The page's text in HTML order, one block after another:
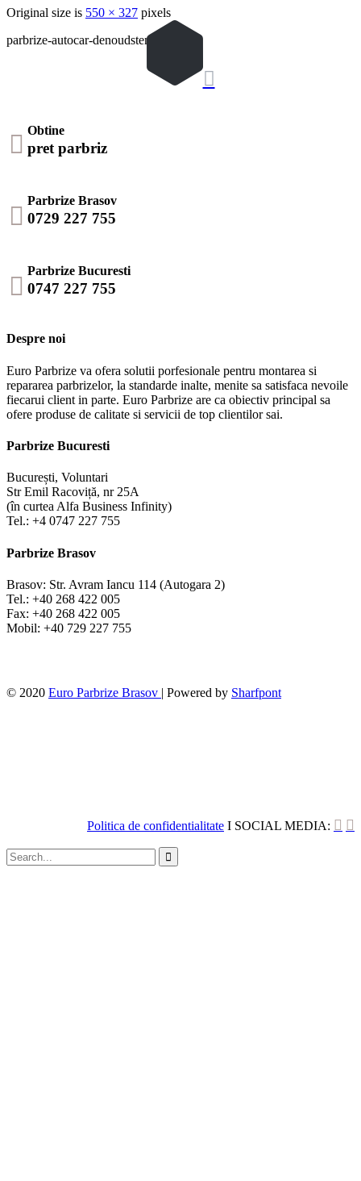
Original size is 550 × 327 pixels
parbrize-autocar-denoudsten

 Obtine
pret parbriz

Parbrize Brasov
0729 227 755

Parbrize Bucuresti
0747 227 755
Despre noi
Euro Parbrize va ofera solutii porfesionale pentru montarea si
repararea parbrizelor, la standarde inalte, menite sa satisfaca nevoile
fiecarui client in parte. Euro Parbrize are ca obiectiv principal sa
ofere produse de calitate si servicii de top clientilor sai.
Parbrize Bucuresti
București, Voluntari
Str Emil Racoviță, nr 25A
(în curtea Alfa Business Infinity)
Tel.: +4 0747 227 755
Parbrize Brasov
Brasov: Str. Avram Iancu 114 (Autogara 2)
Tel.: +40 268 422 005
Fax: +40 268 422 005
Mobil: +40 729 227 755
© 2020 Euro Parbrize Brasov | Powered by Sharfpont
Politica de confidentialitate I SOCIAL MEDIA:  
